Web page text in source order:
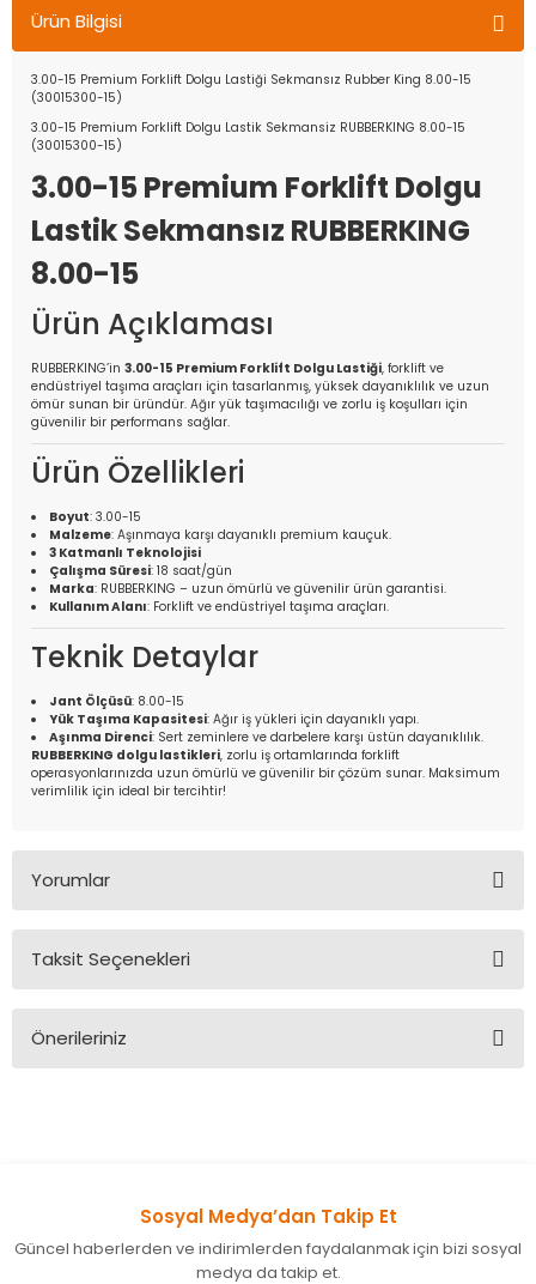
adresinize teslim edilir.
Ürün Bilgisi
3.00-15 Premium Forklift Dolgu Lastiği Sekmansız Rubber King 8.00-15
(30015300-15)
3.00-15 Premium Forklift Dolgu Lastik Sekmansiz RUBBERKING 8.00-15
(30015300-15)
3.00-15 Premium Forklift Dolgu
Lastik Sekmansız RUBBERKING
8.00-15
Ürün Açıklaması
RUBBERKING’in 3.00-15 Premium Forklift Dolgu Lastiği, forklift ve
endüstriyel taşıma araçları için tasarlanmış, yüksek dayanıklılık ve uzun
ömür sunan bir üründür. Ağır yük taşımacılığı ve zorlu iş koşulları için
güvenilir bir performans sağlar.
Ürün Özellikleri
Boyut: 3.00-15
Malzeme: Aşınmaya karşı dayanıklı premium kauçuk.
3 Katmanlı Teknolojisi
Çalışma Süresi: 18 saat/gün
Marka: RUBBERKING – uzun ömürlü ve güvenilir ürün garantisi.
Kullanım Alanı: Forklift ve endüstriyel taşıma araçları.
Teknik Detaylar
Jant Ölçüsü: 8.00-15
Yük Taşıma Kapasitesi: Ağır iş yükleri için dayanıklı yapı.
Aşınma Direnci: Sert zeminlere ve darbelere karşı üstün dayanıklılık.
RUBBERKING dolgu lastikleri, zorlu iş ortamlarında forklift
operasyonlarınızda uzun ömürlü ve güvenilir bir çözüm sunar. Maksimum
verimlilik için ideal bir tercihtir!
Yorumlar
Taksit Seçenekleri
Önerileriniz
Ürün resmi kalitesiz, bozuk veya görüntülenemiyor.
Ürün açıklamasında eksik bilgiler bulunuyor.
Sosyal Medya’dan Takip Et
Güncel haberlerden ve indirimlerden faydalanmak için bizi sosyal
medya da takip et.